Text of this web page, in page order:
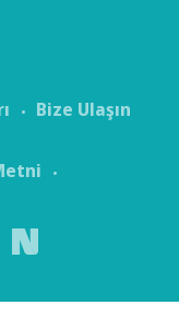
Bize Ulaşın